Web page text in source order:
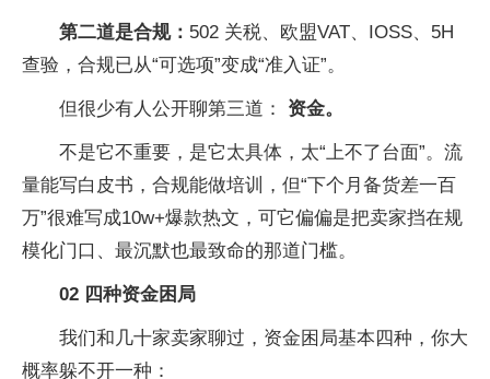
第二道是合规： 502 关税、欧盟VAT、IOSS、5H
查验，合规已从“可选项”变成“准入证”。
但很少有人公开聊第三道： 资金。
不是它不重要，是它太具体，太“上不了台面”。流
量能写白皮书，合规能做培训，但“下个月备货差一百
万”很难写成10w+爆款热文，可它偏偏是把卖家挡在规
模化门口、最沉默也最致命的那道门槛。
02 四种资金困局
我们和几十家卖家聊过，资金困局基本四种，你大
概率躲不开一种：